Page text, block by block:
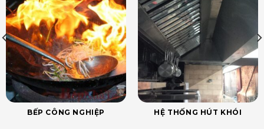
BẾP CÔNG NGHIỆP HỆ THỐNG HÚT KHÓI